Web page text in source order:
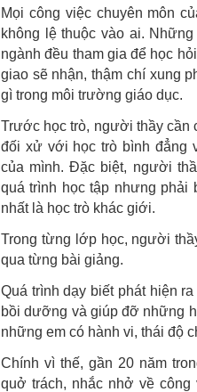
Mọi công việc chuyên môn
không lệ thuộc vào ai.
ngành đều tham gia để học
giao sẽ nhận, thậm chí xung
gì trong môi trường giáo dục.
Trước học trò, người thầy cần
đối xử với học trò bình đẳng
của mình. Đặc biệt, người
quá trình học tập nhưng phải
nhất là học trò khác giới.
Trong từng lớp học, người
qua từng bài giảng.
Quá trình dạy biết phát hiện
bồi dưỡng và giúp đỡ những
những em có hành vi, thái độ
Chính vì thế, gần 20 năm
quở trách, nhắc nhở về